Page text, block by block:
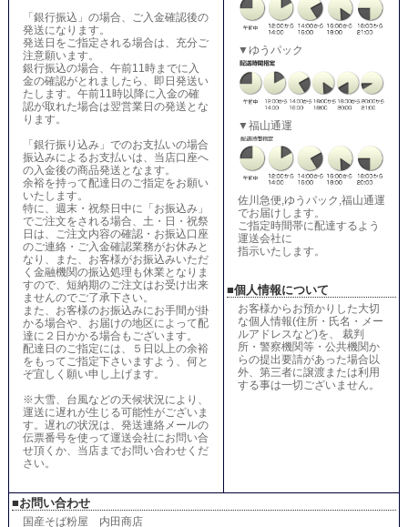
「銀行振込」の場合、ご入金確認後の
発送になります。
発送日をご指定される場合は、充分ご
注意願います。
銀行振込の場合、午前11時までに入
金の確認がとれましたら、即日発送い
たします。午前11時以降に入金の確
認が取れた場合は翌営業日の発送とな
ります。
「銀行振り込み」でのお支払いの場合
振込みによるお支払いは、当店口座へ
の入金後の商品発送となます。
余裕を持って配達日のご指定をお願い
いたします。
特に、週末・祝祭日中に「お振込み」
でご注文をされる場合、土・日・祝祭
日は、ご注文内容の確認・お振込口座
のご連絡・ご入金確認業務がお休みと
なり、また、お客様がお振込みいただ
く金融機関の振込処理も休業となりま
すので、短納期のご注文はお受け出来
ませんのでご了承下さい。
また、お客様のお振込みにお手間が掛
かる場合や、お届けの地区によって配
達に２日かかる場合もございます。
配達日のご指定には、５日以上の余裕
をもってご指定下さいますよう、何と
ぞ宜しく願い申し上げます。
※大雪、台風などの天候状況により、
運送に遅れが生じる可能性がございま
す。遅れの状況は、発送連絡メールの
伝票番号を使って運送会社にお問い合
せ頂くか、当店までお問い合わせくだ
さい。
▼ゆうパック
▼福山通運
佐川急便,ゆうパック,福山通運
でお届けします。
ご指定時間帯に配達するよう
運送会社に
指示いたします。
■個人情報について
お客様からお預かりした大切
な個人情報(住所・氏名・メー
ルアドレスなど)を、 裁判
所・警察機関等・公共機関か
らの提出要請があった場合以
外、第三者に譲渡または利用
する事は一切ございません。
■お問い合わせ
国産そば粉屋 内田商店